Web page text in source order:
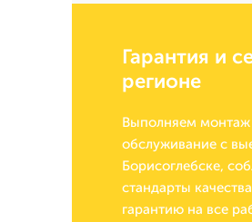
Гарантия и
регионе
Выполняем монтаж
обслуживание с
Борисоглебске,
стандарты
гарантию на все